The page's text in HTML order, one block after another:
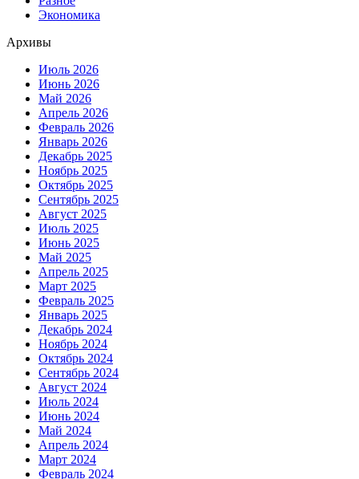
Экономика
Архивы
Июль 2026
Июнь 2026
Май 2026
Апрель 2026
Февраль 2026
Январь 2026
Декабрь 2025
Ноябрь 2025
Октябрь 2025
Сентябрь 2025
Август 2025
Июль 2025
Июнь 2025
Май 2025
Апрель 2025
Март 2025
Февраль 2025
Январь 2025
Декабрь 2024
Ноябрь 2024
Октябрь 2024
Сентябрь 2024
Август 2024
Июль 2024
Июнь 2024
Май 2024
Апрель 2024
Март 2024
Февраль 2024